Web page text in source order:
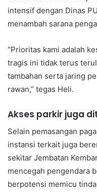
intensif dengan Dinas
menambah sarana
“Prioritas kami adalah
tragis ini tidak terus
tambahan serta jaring
rawan,” tegas Heli.
Akses parkir juga
Selain pemasangan
instansi terkait juga
sekitar Jembatan
mencegah pengendara
berpotensi memicu